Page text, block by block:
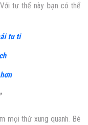
tư thế này bạn có thể
tu ti
mọi thứ xung quanh. Bé